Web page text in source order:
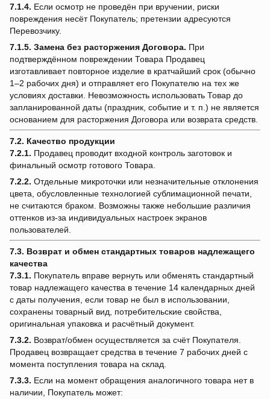
7.1.4. Если осмотр не проведён при вручении, риски
повреждения несёт Покупатель; претензии адресуются
Перевозчику.
7.1.5. Замена без расторжения Договора. При
подтверждённом повреждении Товара Продавец
изготавливает повторное изделие в кратчайший срок (обычно
1–2 рабочих дня) и отправляет его Покупателю на тех же
условиях доставки. Невозможность использовать Товар до
запланированной даты (праздник, событие и т. п.) не является
основанием для расторжения Договора или возврата средств.
7.2. Качество продукции
7.2.1. Продавец проводит входной контроль заготовок и
финальный осмотр готового Товара.
7.2.2. Отдельные микроточки или незначительные отклонения
цвета, обусловленные технологией сублимационной печати,
не считаются браком. Возможны также небольшие различия
оттенков из-за индивидуальных настроек экранов
пользователей.
7.3. Возврат и обмен стандартных товаров надлежащего
качества
7.3.1. Покупатель вправе вернуть или обменять стандартный
товар надлежащего качества в течение 14 календарных дней
с даты получения, если товар не был в использовании,
сохранены товарный вид, потребительские свойства,
оригинальная упаковка и расчётный документ.
7.3.2. Возврат/обмен осуществляется за счёт Покупателя.
Продавец возвращает средства в течение 7 рабочих дней с
момента поступления товара на склад.
7.3.3. Если на момент обращения аналогичного товара нет в
наличии, Покупатель может: